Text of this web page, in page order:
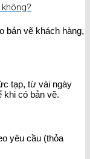
bản vẽ khách hàng,
tạp, từ vài ngày
khi có bản vẽ.
yêu cầu (thỏa